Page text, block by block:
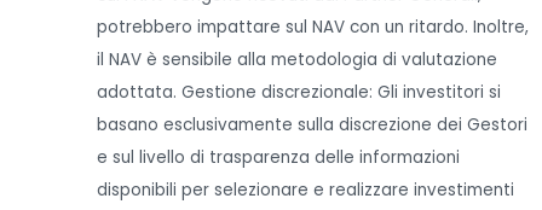
potrebbero impattare sul NAV con un ritardo. Inoltre,
il NAV è sensibile alla metodologia di valutazione
adottata. Gestione discrezionale: Gli investitori si
basano esclusivamente sulla discrezione dei Gestori
e sul livello di trasparenza delle informazioni
disponibili per selezionare e realizzare investimenti